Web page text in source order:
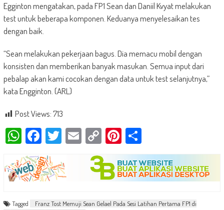
Egginton mengatakan, pada FP1 Sean dan Daniil Kvyat melakukan
test untuk beberapa komponen. Keduanya menyelesaikan tes
dengan baik.
“Sean melakukan pekerjaan bagus. Dia memacu mobil dengan
konsisten dan memberikan banyak masukan. Semua input dari
pebalap akan kami cocokan dengan data untuk test selanjutnya,”
kata Engginton. (ARL)
Post Views:713
WhatsApp
Facebook
Twitter
EmailCopy
Link
Pinterest
Share
Tagged
Franz Tost Memuji Sean Gelael Pada Sesi Latihan Pertama FP1 di